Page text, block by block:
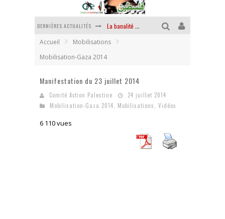
DERNIÈRES ACTUALITÉS La banalité du mal colonial
La révolution ou rien
Des accords de paix sans le peuple et contre le peuple
Accueil
Mobilisations
Mobilisation-Gaza 2014
Manifestation du 23 juillet 2014
Comité Action Palestine
24 juillet 2014
Mobilisation-Gaza 2014
Mobilisations Vidéos
6 110 vues